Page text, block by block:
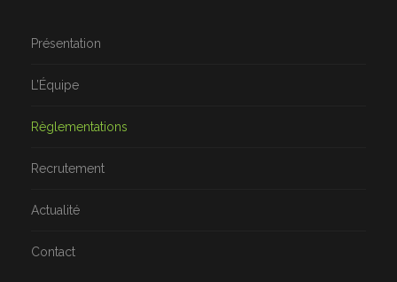
Présentation
L’Équipe
Règlementations
Recrutement
Actualité
Contact